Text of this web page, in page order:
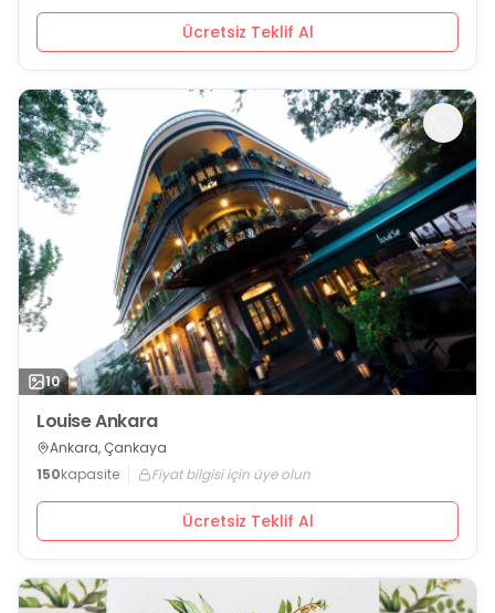
Ücretsiz Teklif Al
10
Louise Ankara
Ankara, Çankaya
150kapasite Fiyat bilgisi için üye olun
Ücretsiz Teklif Al